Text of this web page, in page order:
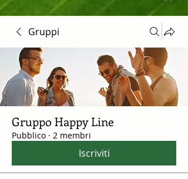
Gruppi
Gruppo Happy Line
Pubblico · 2 membri
Iscriviti